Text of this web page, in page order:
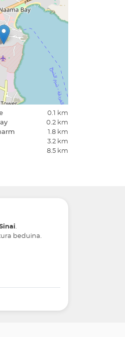
0.1 km
0.2 km
1.8 km
3.2 km
8.5 km
.
beduina.